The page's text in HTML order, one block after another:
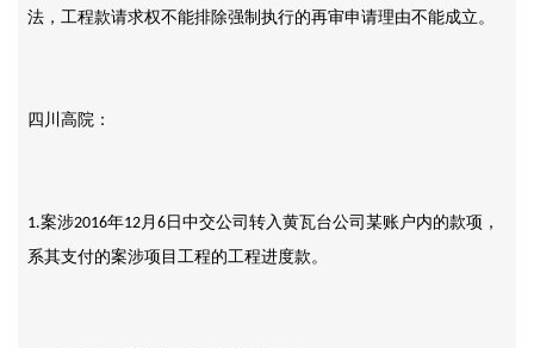
法，工程款请求权不能排除强制执行的再审申请理由不能成立。
四川高院：
1.案涉2016年12 月6日中交公司转入黄瓦台公司某账户内的款项，
系其支付的案涉项目工程的工程进度款。